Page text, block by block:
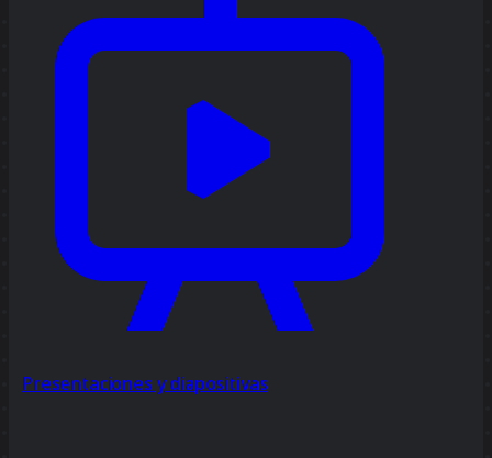
Presentaciones y diapositivas